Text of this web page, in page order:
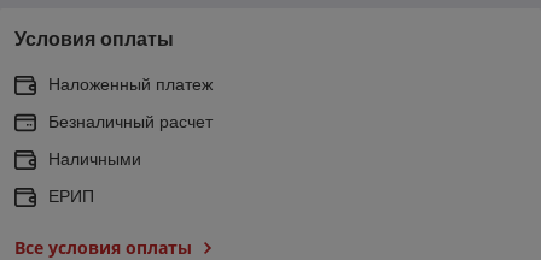
Условия оплаты
Наложенный платеж
Безналичный расчет
Наличными
ЕРИП
Все условия оплаты